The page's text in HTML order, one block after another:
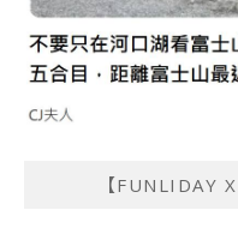
【FUNLIDAY